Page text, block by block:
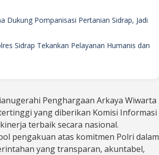
Dukung Pompanisasi Pertanian Sidrap, Jadi
Sidrap Tekankan Pelayanan Humanis dan
Penghargaan Arkaya Wiwarta
yang diberikan Komisi Informasi
terbaik secara nasional.
pengakuan atas komitmen Polri dalam
yang transparan, akuntabel,